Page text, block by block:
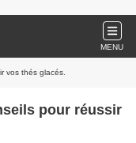
MENU
vos thés glacés.
pour réussir